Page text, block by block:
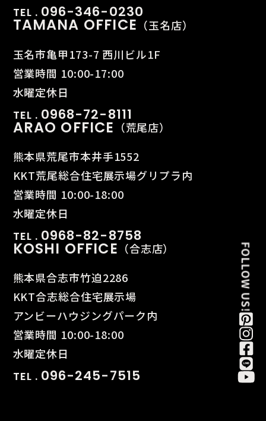
TEL . 096-346-0230
TAMANA OFFICE （玉名店）
玉名市亀甲173-7 西川ビル1F
営業時間 10:00-17:00
水曜定休日
TEL . 0968-72-8111
ARAO OFFICE （荒尾店）
熊本県荒尾市本井手1552
KKT荒尾総合住宅展示場グリプラ内
営業時間 10:00-18:00
水曜定休日
TEL . 0968-82-8758
KOSHI OFFICE （合志店）
熊本県合志市竹迫2286
KKT合志総合住宅展示場
アンビーハウジングパーク内
営業時間 10:00-18:00
水曜定休日
TEL . 096-245-7515